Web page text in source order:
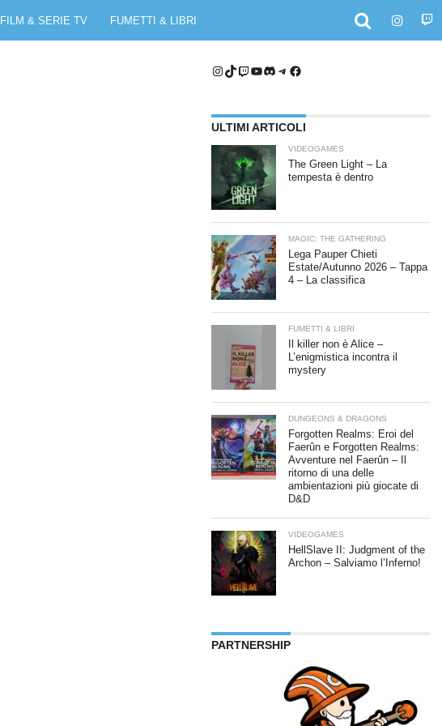
FILM & SERIE TV FUMETTI & LIBRI
Instagram
TikTok
Twitch
YouTube
Discord
Telegram
Facebook
ULTIMI ARTICOLI
VIDEOGAMES
The Green Light – La
tempesta è dentro
MAGIC: THE GATHERING
Lega Pauper Chieti
Estate/Autunno 2026 – Tappa
4 – La classifica
FUMETTI & LIBRI
Il killer non è Alice –
L’enigmistica incontra il
mystery
DUNGEONS & DRAGONS
Forgotten Realms: Eroi del
Faerûn e Forgotten Realms:
Avventure nel Faerûn – Il
ritorno di una delle
ambientazioni più giocate di
D&D
VIDEOGAMES
HellSlave II: Judgment of the
Archon – Salviamo l’Inferno!
PARTNERSHIP